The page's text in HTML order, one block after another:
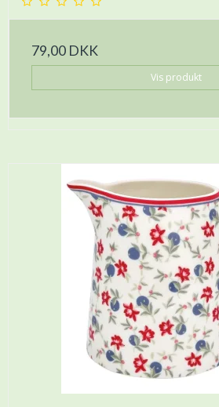
79,00 DKK
Vis produkt